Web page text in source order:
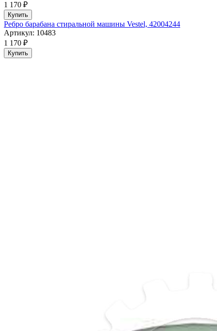
1 170 ₽
Купить
Ребро барабана стиральной машины Vestel, 42004244
Артикул: 10483
1 170 ₽
Купить